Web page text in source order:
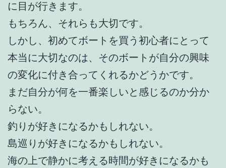
に目が行きます。
もちろん、それらも大切です。
しかし、初めてボートを買う初心者にとって
本当に大切なのは、そのボートが自分の興味
の変化に付き合ってくれるかどうかです。
まだ自分が何を一番楽しいと感じるのか分か
らない。
釣りが好きになるかもしれない。
島巡りが好きになるかもしれない。
海の上で静かに考える時間が好きになるかも